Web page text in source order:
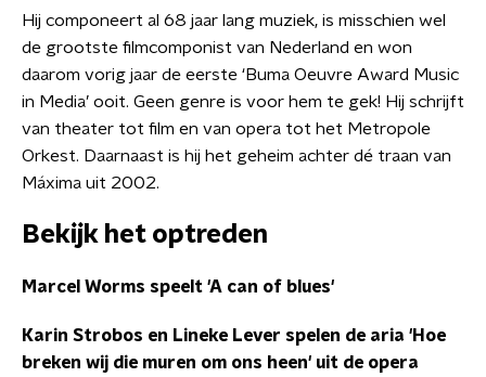
Hij componeert al 68 jaar lang muziek, is misschien wel
de grootste filmcomponist van Nederland en won
daarom vorig jaar de eerste ‘Buma Oeuvre Award Music
in Media’ ooit. Geen genre is voor hem te gek! Hij schrijft
van theater tot film en van opera tot het Metropole
Orkest. Daarnaast is hij het geheim achter dé traan van
Máxima uit 2002.
Bekijk het optreden
Marcel Worms speelt 'A can of blues'
Karin Strobos en Lineke Lever spelen de aria 'Hoe
breken wij die muren om ons heen' uit de opera